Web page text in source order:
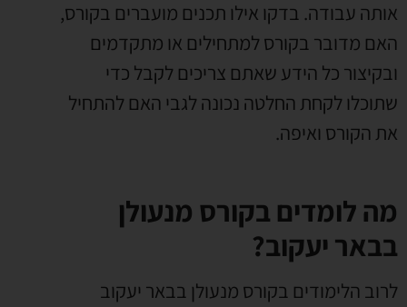
אותה עבודה. בדקו אילו תכנים מועברים בקורס,
האם מדובר בקורס למתחילים או מתקדמים
ובקיצור כל הידע שאתם צריכים לקבל כדי
שתוכלו לקחת החלטה נכונה לגבי האם להתחיל
את הקורס ואיפה.
מה לומדים בקורס מנעולן
בבאר יעקוב?
לרוב הלימודים בקורס מנעולן בבאר יעקוב